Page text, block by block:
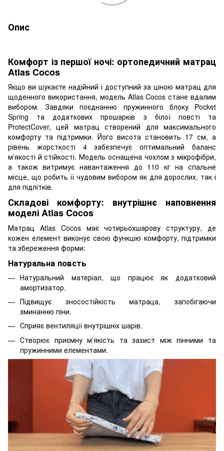
Опис
Комфорт із першої ночі: ортопедичний матрац
Atlas Cocos
Якщо ви шукаєте надійний і доступний за ціною матрац для
щоденного використання, модель Atlas Cocos стане вдалим
вибором. Завдяки поєднанню пружинного блоку Pocket
Spring та додаткових прошарків з білої повсті та
ProtectCover, цей матрац створений для максимального
комфорту та підтримки. Його висота становить 17 см, а
рівень жорсткості 4 забезпечує оптимальний баланс
м’якості й стійкості. Модель оснащена чохлом з мікрофібри,
а також витримує навантаження до 110 кг на спальне
місце, що робить її чудовим вибором як для дорослих, так і
для підлітків.
Складові комфорту: внутрішнє наповнення
моделі Atlas Cocos
Матрац Atlas Cocos має чотирьохшарову структуру, де
кожен елемент виконує свою функцію комфорту, підтримки
та збереження форми:
Натуральна повсть
Натуральний матеріал, що працює як додатковий
амортизатор.
Підвищує зносостійкість матраца, запобігаючи
зминанню піни.
Сприяє вентиляції внутрішніх шарів.
Створює приємну м’якість та захист між пінними та
пружинними елементами.